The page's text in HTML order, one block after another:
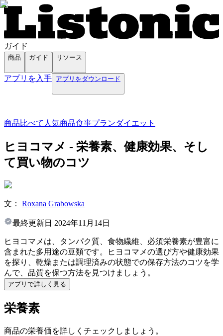
ガイド
商品 ガイド リソース
アプリを入手 アプリをダウンロード
商品比べて 人気商品食事プランダイエット
ヒヨコマメ - 栄養素、健康効果、そし
て買い物のコツ
文： Roxana Grabowska
最終更新日 2024年11月14日
ヒヨコマメは、タンパク質、食物繊維、必須栄養素が豊富に
含まれた多用途の豆類です。ヒヨコマメの選び方や健康効果
を探り、乾燥または調理済みの状態での保存方法のコツを学
んで、品質を保つ方法を見つけましょう。
アプリで詳しく見る
栄養素
商品の栄養価を詳しくチェックしましょう。